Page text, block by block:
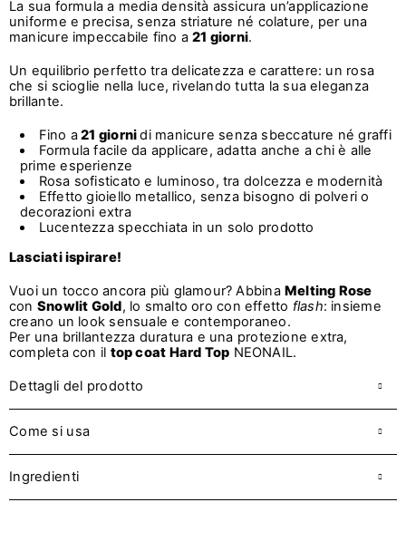
La sua formula a media densità assicura un’applicazione
uniforme e precisa, senza striature né colature, per una
manicure impeccabile fino a21 giorni.
Un equilibrio perfetto tra delicatezza e carattere: un rosa
che si scioglie nella luce, rivelando tutta la sua eleganza
brillante.
Fino a21 giornidi manicure senza sbeccature né graffi
Formula facile da applicare, adatta anche a chi è alle
prime esperienze
Rosa sofisticato e luminoso, tra dolcezza e modernità
Effetto gioiello metallico, senza bisogno di polveri o
decorazioni extra
Lucentezza specchiata in un solo prodotto
Lasciati ispirare!
Vuoi un tocco ancora più glamour? AbbinaMelting Rose
con Snowlit Gold, lo smalto oro con effetto flash: insieme
creano un look sensuale e contemporaneo.
Per una brillantezza duratura e una protezione extra,
completa con il top coat Hard Top NEONAIL.
Dettagli del prodotto
Come si usa
Ingredienti